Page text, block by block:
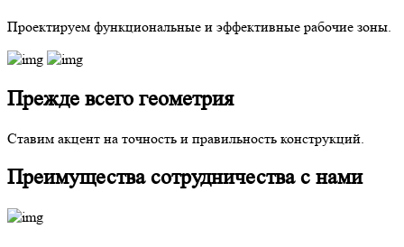
Проектируем функциональные и эффективные рабочие зоны.
Прежде всего геометрия
Ставим акцент на точность и правильность конструкций.
Преимущества сотрудничества с нами